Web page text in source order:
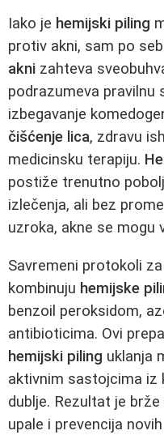
Iako je hemijski piling
protiv akni, sam po
akni zahteva
podrazumeva pravilnu
izbegavanje
čišćenje lica, zdravu
medicinsku terapiju.
postiže trenutno
izlečenja, ali bez
uzroka, akne se mogu
Savremeni protokoli za
kombinuju hemijske
benzoil peroksidom,
antibioticima. Ovi
hemijski piling uklanja
aktivnim sastojcima iz
dublje. Rezultat je brže
upale i prevencija